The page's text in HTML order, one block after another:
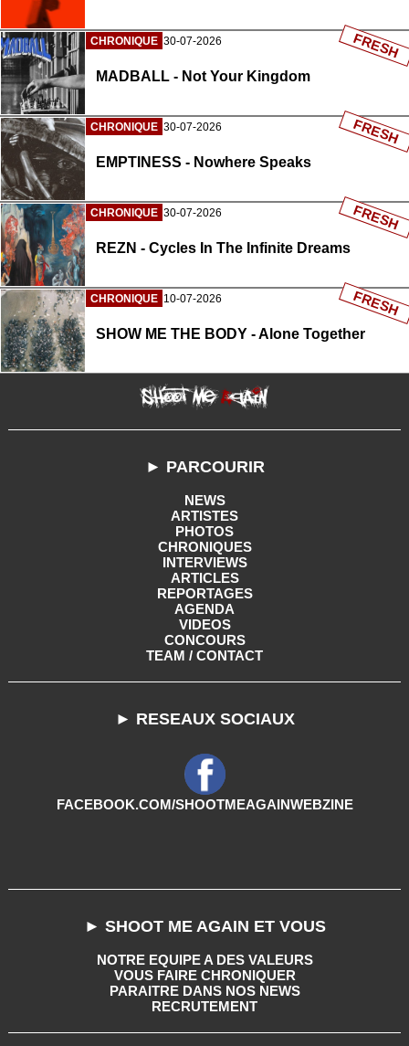
CHRONIQUE 30-07-2026
MADBALL - Not Your Kingdom
FRESH
CHRONIQUE 30-07-2026
EMPTINESS - Nowhere Speaks
FRESH
CHRONIQUE 30-07-2026
REZN - Cycles In The Infinite Dreams
FRESH
CHRONIQUE 10-07-2026
SHOW ME THE BODY - Alone Together
FRESH
► PARCOURIR
NEWS
ARTISTES
PHOTOS
CHRONIQUES
INTERVIEWS
ARTICLES
REPORTAGES
AGENDA
VIDEOS
CONCOURS
TEAM / CONTACT
► RESEAUX SOCIAUX
FACEBOOK.COM/SHOOTMEAGAINWEBZINE
► SHOOT ME AGAIN ET VOUS
NOTRE EQUIPE A DES VALEURS
VOUS FAIRE CHRONIQUER
PARAITRE DANS NOS NEWS
RECRUTEMENT